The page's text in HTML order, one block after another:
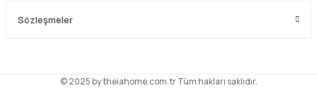
Sözleşmeler
© 2025 by theiahome.com.tr Tüm hakları saklıdır.